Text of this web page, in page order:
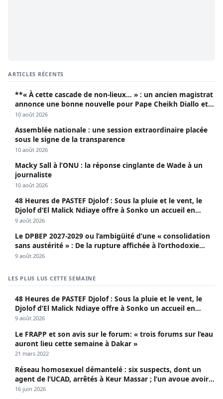
ARTICLES RÉCENTS
**« À cette cascade de non-lieux… » : un ancien magistrat
annonce une bonne nouvelle pour Pape Cheikh Diallo et
Cie**
10 août 2026
Assemblée nationale : une session extraordinaire placée
sous le signe de la transparence
10 août 2026
Macky Sall à l’ONU : la réponse cinglante de Wade à un
journaliste
10 août 2026
48 Heures de PASTEF Djolof : Sous la pluie et le vent, le
Djolof d’El Malick Ndiaye offre à Sonko un accueil en
apothéose
9 août 2026
Le DPBEP 2027-2029 ou l’ambigüité d’une « consolidation
sans austérité » : De la rupture affichée à l’orthodoxie
budgétaire, une analyse critique de la trajectoire
9 août 2026
LES PLUS LUS CETTE SEMAINE
48 Heures de PASTEF Djolof : Sous la pluie et le vent, le
Djolof d’El Malick Ndiaye offre à Sonko un accueil en
apothéose
9 août 2026
Le FRAPP et son avis sur le forum: « trois forums sur l’eau
auront lieu cette semaine à Dakar »
21 mars 2022
Réseau homosexuel démantelé : six suspects, dont un
agent de l’UCAD, arrêtés à Keur Massar ; l’un avoue avoir
propagé le VIH depuis 2018
16 juin 2026